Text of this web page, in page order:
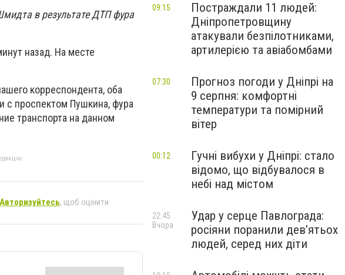
в результате ДТП фура
назад. На месте
корреспондента, оба
с проспектом Пушкина, фура
транспорта на данном
Авторизуйтесь, щоб оцінити
Постраждали 11 людей:
Дніпропетровщину
атакували безпілотниками,
артилерією та авіабомбами
09:15
Прогноз погоди у Дніпрі на
9 серпня: комфортні
температури та помірний
вітер
07:30
Гучні вибухи у Дніпрі: стало
відомо, що відбувалося в
небі над містом
00:12
Удар у серце Павлограда:
росіяни поранили дев’ятьох
людей, серед них діти
22:45
Вчора